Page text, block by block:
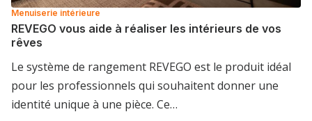
Menuiserie intérieure
REVEGO vous aide à réaliser les intérieurs de vos
rêves
Le système de rangement REVEGO est le produit idéal
pour les professionnels qui souhaitent donner une
identité unique à une pièce. Ce…